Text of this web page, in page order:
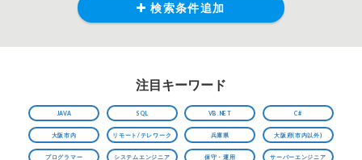
検索条件追加
注目キーワード
JAVA SQL VB.NET C#
大阪市内 リモート/テレワーク 兵庫県 大阪府(市内以外)
プログラマー システムエンジニア 保守・運用 サーバーエンジニア